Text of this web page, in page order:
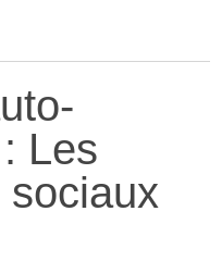
Les